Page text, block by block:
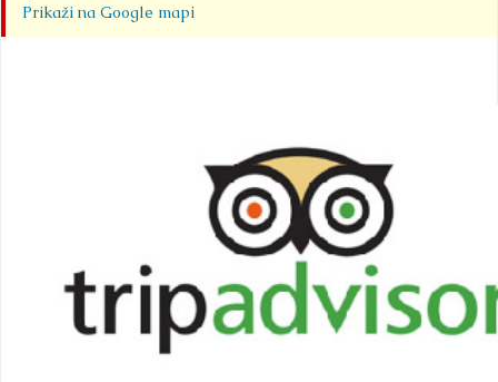
Prikaži na Google mapi